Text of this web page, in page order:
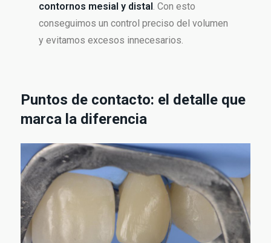
contornos mesial y distal. Con esto
conseguimos un control preciso del volumen
y evitamos excesos innecesarios.
Puntos de contacto: el detalle que
marca la diferencia